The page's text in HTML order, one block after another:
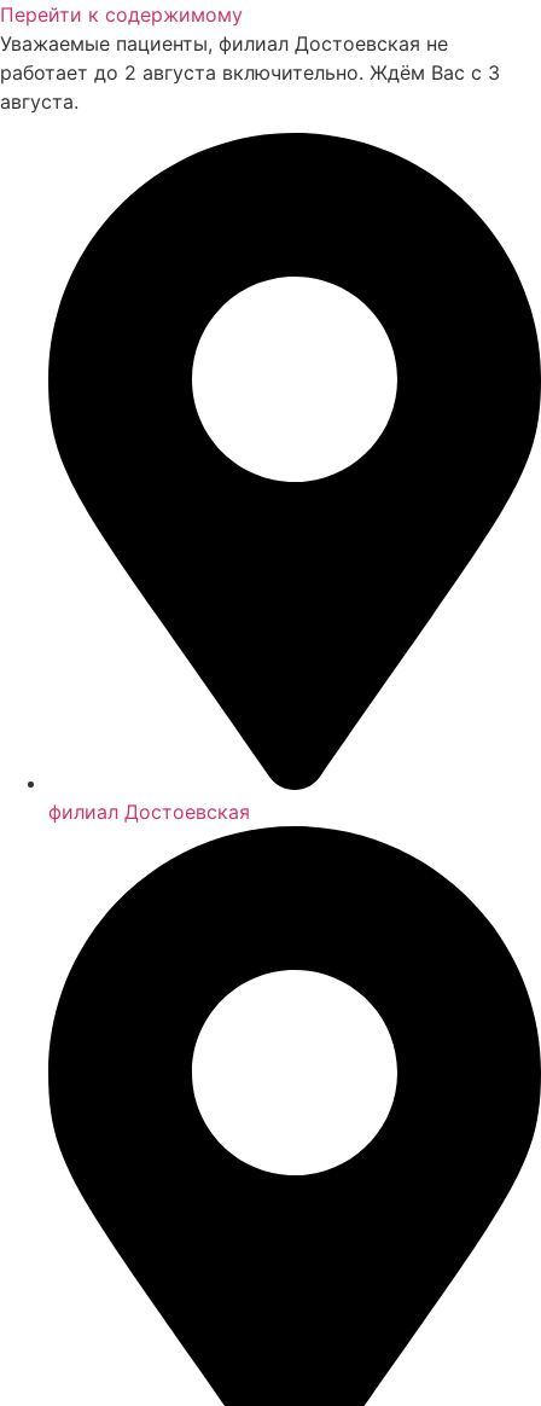
Перейти к содержимому
Уважаемые пациенты, филиал Достоевская не
работает до 2 августа включительно. Ждём Вас с 3
августа.
филиал Достоевская